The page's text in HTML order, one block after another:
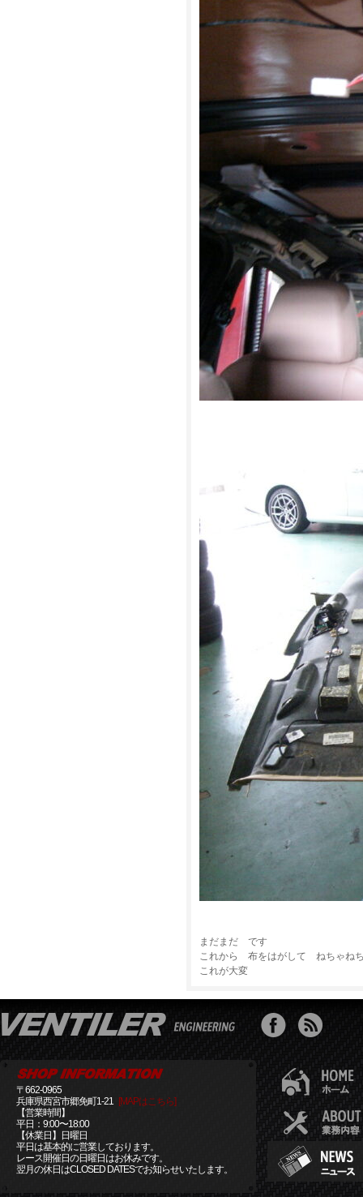
まだまだ です
これから 布をはがして ねちゃねち
これが大変
〒662-0965
兵庫県西宮市郷免町1-21 [MAPはこちら]
【営業時間】
平日：9:00〜18:00
【休業日】日曜日
平日は基本的に営業しております。
レース開催日の日曜日はお休みです。
翌月の休日はCLOSED DATESでお知らせいたします。